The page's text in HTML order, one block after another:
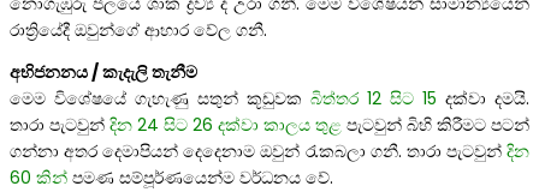
රාත්‍රියේදී ඔවුන්ගේ ආහාර වේල ගනී.
අභිජනනය / කැදැලි තැනීම
මෙම විශේෂයේ ගැහැණු සතුන් කූඩුවක බිත්තර 12 සිට 15 දක්වා දමයි.
තාරා පැටවුන් දින 24 සිට 26 දක්වා කාලය තුළ පැටවුන් බිහි කිරීමට පටන්
ගන්නා අතර දෙමාපියන් දෙදෙනාම ඔවුන් රැකබලා ගනී. තාරා පැටවුන් දින
60 කින් පමණ සම්පූර්ණයෙන්ම වර්ධනය වේ.